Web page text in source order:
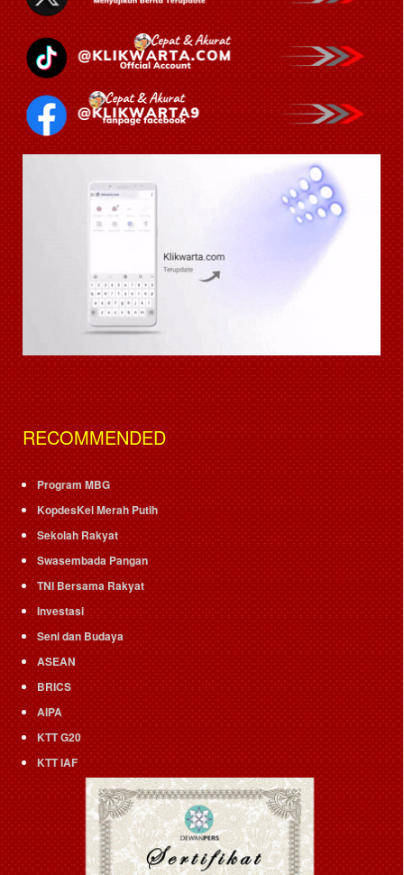
RECOMMENDED
Program MBG
KopdesKel Merah Putih
Sekolah Rakyat
Swasembada Pangan
TNI Bersama Rakyat
Investasi
Seni dan Budaya
ASEAN
BRICS
AIPA
KTT G20
KTT IAF